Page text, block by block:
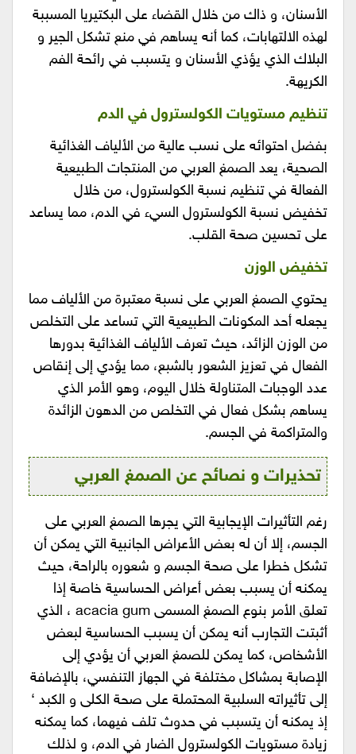
الأسنان، و ذاك من خلال القضاء على البكتيريا المسببة
لهذه الالتهابات، كما أنه يساهم في منع تشكل الجير و
البلاك الذي يؤذي الأسنان و يتسبب في رائحة الفم
الكريهة.
تنظيم مستويات الكولسترول في الدم
بفضل احتوائه على نسب عالية من الألياف الغذائية
الصحية، يعد الصمغ العربي من المنتجات الطبيعية
الفعالة في تنظيم نسبة الكولسترول، من خلال
تخفيض نسبة الكولسترول السيء في الدم، مما يساعد
على تحسين صحة القلب.
تخفيض الوزن
يحتوي الصمغ العربي على نسبة معتبرة من الألياف مما
يجعله أحد المكونات الطبيعية التي تساعد على التخلص
من الوزن الزائد، حيث تعرف الألياف الغذائية بدورها
الفعال في تعزيز الشعور بالشبع، مما يؤدي إلى إنقاص
عدد الوجبات المتناولة خلال اليوم، وهو الأمر الذي
يساهم بشكل فعال في التخلص من الدهون الزائدة
والمتراكمة في الجسم.
تحذيرات و نصائح عن الصمغ العربي
رغم التأثيرات الإيجابية التي يجرها الصمغ العربي على
الجسم، إلا أن له بعض الأعراض الجانبية التي يمكن أن
تشكل خطرا على صحة الجسم و شعوره بالراحة، حيث
يمكنه أن يسبب بعض أعراض الحساسية خاصة إذا
تعلق الأمر بنوع الصمغ المسمى acacia gum ، الذي
أثبتت التجارب أنه يمكن أن يسبب الحساسية لبعض
الأشخاص، كما يمكن للصمغ العربي أن يؤدي إلى
الإصابة بمشاكل مختلفة في الجهاز التنفسي، بالإضافة
إلى تأثيراته السلبية المحتملة على صحة الكلى و الكبد ‘
إذ يمكنه أن يتسبب في حدوث تلف فيهما، كما يمكنه
زيادة مستويات الكولسترول الضار في الدم، و لذلك